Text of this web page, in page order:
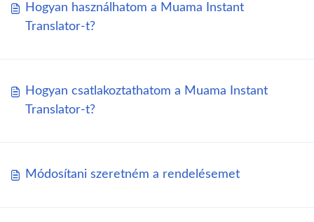
Hogyan használhatom a Muama Instant
Translator-t?
Hogyan csatlakoztathatom a Muama Instant
Translator-t?
Módosítani szeretném a rendelésemet